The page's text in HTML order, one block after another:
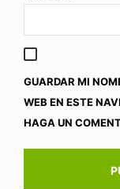
GUARDAR MI
WEB EN ESTE
HAGA UN